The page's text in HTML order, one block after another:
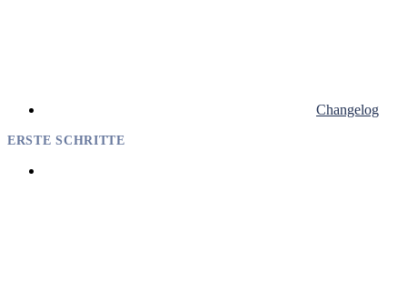
Changelog
ERSTE SCHRITTE